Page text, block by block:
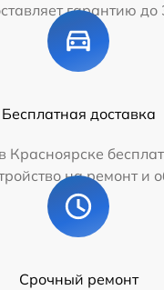
гарантию до
Бесплатная доставка
Красноярске
на ремонт и
Срочный ремонт